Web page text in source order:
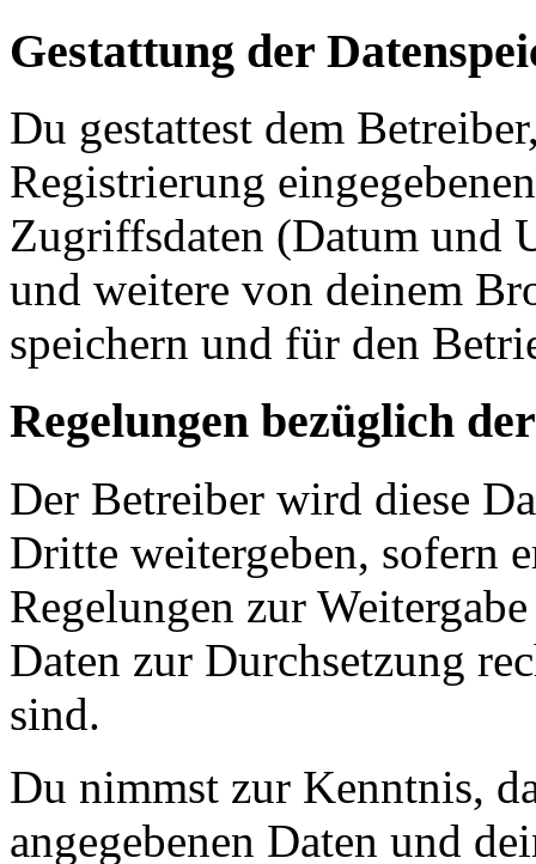
Gestattung der
Du gestattest dem
Registrierung
Zugriffsdaten (Datum und
und weitere von deinem
speichern und für den
Regelungen bezüglich
Der Betreiber wird diese
Dritte weitergeben, sofern
Regelungen zur
Daten zur Durchsetzung
sind.
Du nimmst zur Kenntnis,
angegebenen Daten und